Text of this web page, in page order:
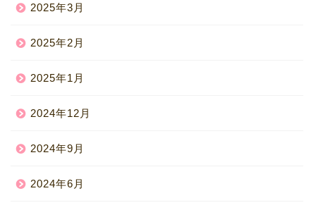
2025年3月
2025年2月
2025年1月
2024年12月
2024年9月
2024年6月